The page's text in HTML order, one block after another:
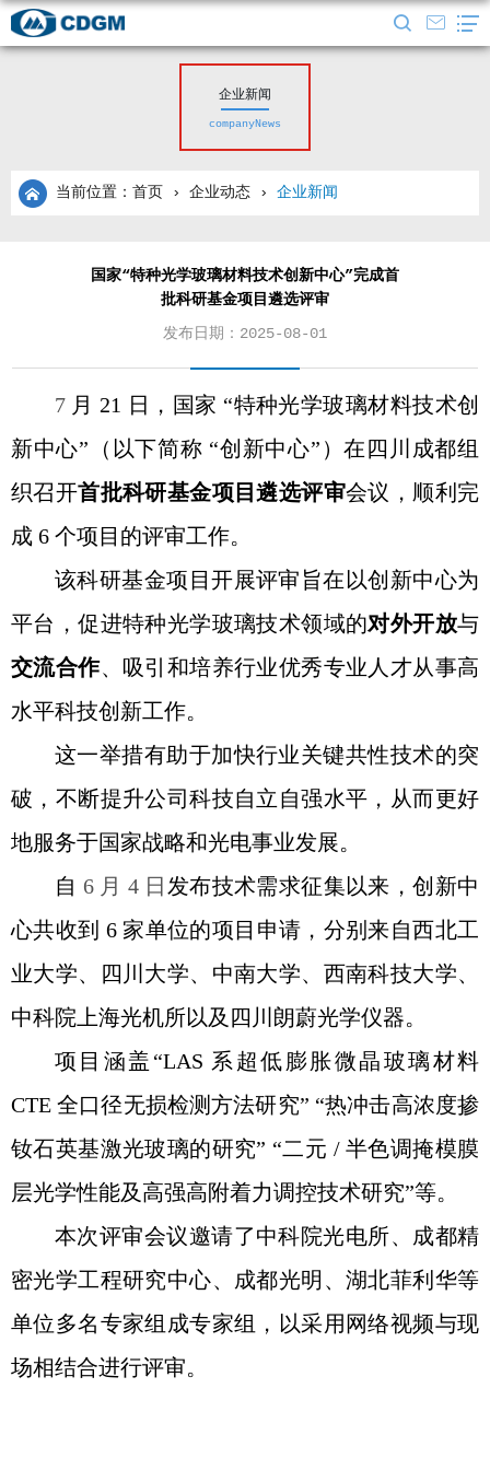
企业新闻
companyNews
当前位置：首页 › 企业动态 › 企业新闻
国家“特种光学玻璃材料技术创新中心”完成首
批科研基金项目遴选评审
发布日期：2025-08-01
7 月 21 日，国家 “特种光学玻璃材料技术创
新中心”（以下简称 “创新中心”）在四川成都组
织召开首批科研基金项目遴选评审会议，顺利完
成 6 个项目的评审工作。
该科研基金项目开展评审旨在以创新中心为
平台，促进特种光学玻璃技术领域的对外开放与
交流合作、吸引和培养行业优秀专业人才从事高
水平科技创新工作。
这一举措有助于加快行业关键共性技术的突
破，不断提升公司科技自立自强水平，从而更好
地服务于国家战略和光电事业发展。
自 6 月 4 日 发布技术需求征集以来，创新中
心共收到 6 家单位的项目申请，分别来自西北工
业大学、四川大学、中南大学、西南科技大学、
中科院上海光机所以及四川朗蔚光学仪器。
项目涵盖“LAS 系超低膨胀微晶玻璃材料
CTE 全口径无损检测方法研究” “热冲击高浓度掺
钕石英基激光玻璃的研究” “二元 / 半色调掩模膜
层光学性能及高强高附着力调控技术研究”等。
本次评审会议邀请了中科院光电所、成都精
密光学工程研究中心、成都光明、湖北菲利华等
单位多名专家组成专家组，以采用网络视频与现
场相结合进行评审。